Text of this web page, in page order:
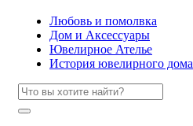
Любовь и помолвка
Дом и Аксессуары
Ювелирное Ателье
История ювелирного дома